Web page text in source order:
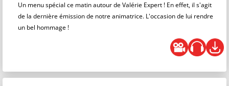
Un menu spécial ce matin autour de Valérie Expert ! En effet, il s'agit
de la dernière émission de notre animatrice. L'occasion de lui rendre
un bel hommage !